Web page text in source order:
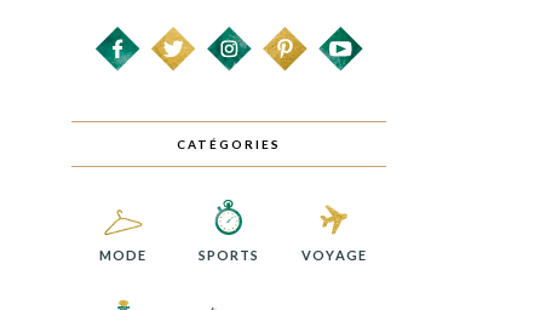
CATÉGORIES
MODE SPORTS VOYAGE